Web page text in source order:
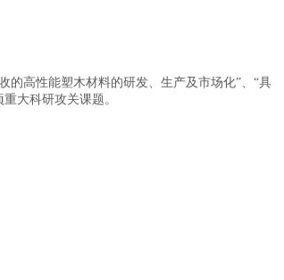
的高性能塑木材料的研发、生产及市场化”、“具
大科研攻关课题。